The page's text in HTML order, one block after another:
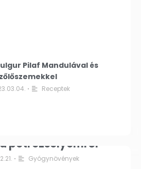
Pilaf Mandulával és
• Receptek
petrezselyemről
• Gyógynövények